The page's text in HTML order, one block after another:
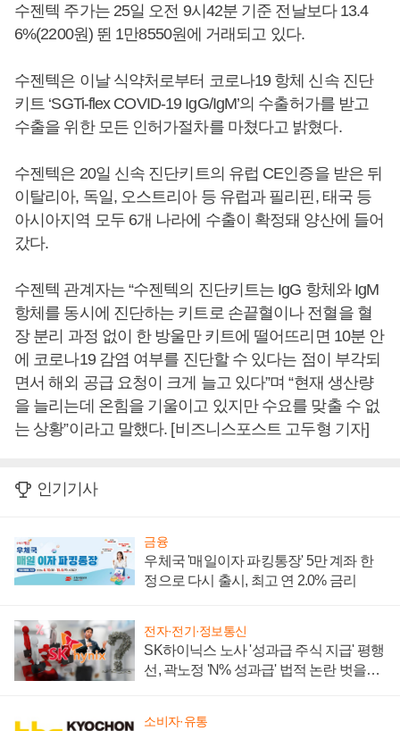
수젠텍 주가는 25일 오전 9시42분 기준 전날보다 13.4
6%(2200원) 뛴 1만8550원에 거래되고 있다.
수젠텍은 이날 식약처로부터 코로나19 항체 신속 진단
키트 ‘SGTi-flex COVID-19 IgG/IgM’의 수출허가를 받고
수출을 위한 모든 인허가절차를 마쳤다고 밝혔다.
수젠텍은 20일 신속 진단키트의 유럽 CE인증을 받은 뒤
이탈리아, 독일, 오스트리아 등 유럽과 필리핀, 태국 등
아시아지역 모두 6개 나라에 수출이 확정돼 양산에 들어
갔다.
수젠텍 관계자는 “수젠텍의 진단키트는 IgG 항체와 IgM
항체를 동시에 진단하는 키트로 손끝혈이나 전혈을 혈
장 분리 과정 없이 한 방울만 키트에 떨어뜨리면 10분 안
에 코로나19 감염 여부를 진단할 수 있다는 점이 부각되
면서 해외 공급 요청이 크게 늘고 있다”며 “현재 생산량
을 늘리는데 온힘을 기울이고 있지만 수요를 맞출 수 없
는 상황”이라고 말했다. [비즈니스포스트 고두형 기자]
인기기사
금융
우체국 '매일이자 파킹통장' 5만 계좌 한
정으로 다시 출시, 최고 연 2.0% 금리
전자·전기·정보통신
SK하이닉스 노사 '성과급 주식 지급' 평행
선, 곽노정 'N% 성과급' 법적 논란 벗을지
소비자·유통